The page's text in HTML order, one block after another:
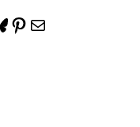
Pinterest
Correo electrónico